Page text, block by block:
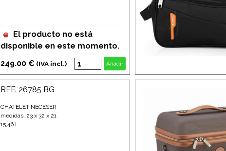
El producto no está
disponible en este momento.
249.00 € (IVA incl.) Añadir
REF. 26785 BG
CHATELET NECESER
medidas: 23 x 32 x 21
15,46 L